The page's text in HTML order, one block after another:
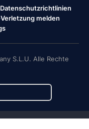
Datenschutzrichtlinien
melden
S.L.U. Alle Rechte